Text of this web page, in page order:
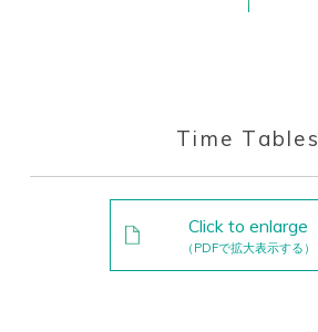
Time Tables
Click to enlarge
（PDFで拡大表示する）